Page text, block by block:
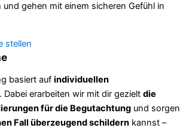
und gehen mit einem sicheren Gefühl in
stellen
basiert auf individuellen
. Dabei erarbeiten wir mit dir gezielt die
für die Begutachtung und sorgen
Fall überzeugend schildern kannst –